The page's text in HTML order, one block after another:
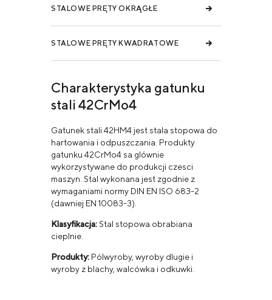
STALOWE PRĘTY OKRĄGŁE
STALOWE PRĘTY KWADRATOWE
Charakterystyka gatunku
stali 42CrMo4
Gatunek stali 42HM4 jest stala stopowa do
hartowania i odpuszczania. Produkty
gatunku 42CrMo4 sa glównie
wykorzystywane do produkcji czesci
maszyn. Stal wykonana jest zgodnie z
wymaganiami normy DIN EN ISO 683-2
(dawniej EN 10083-3).
Klasyfikacja: Stal stopowa obrabiana
cieplnie.
Produkty: Pólwyroby, wyroby dlugie i
wyroby z blachy, walcówka i odkuwki.